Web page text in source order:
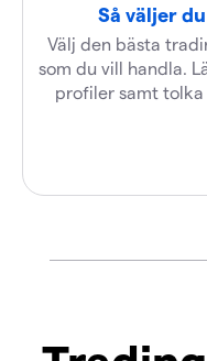
Så väljer
Välj den bästa
som du vill handla.
profiler samt